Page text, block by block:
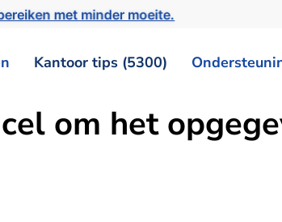
met minder moeite.
Kantoor tips (5300)
om het